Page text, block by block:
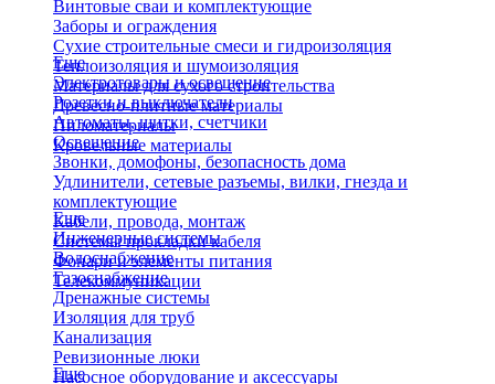
Винтовые сваи и комплектующие
Заборы и ограждения
Сухие строительные смеси и гидроизоляция
Теплоизоляция и шумоизоляция
Материалы для сухого строительства
Древесно-плитные материалы
Пиломатериалы
Кровельные материалы
Еще
Электротовары и освещение
Розетки и выключатели
Автоматы, щитки, счетчики
Освещение
Звонки, домофоны, безопасность дома
Удлинители, сетевые разъемы, вилки, гнезда и
комплектующие
Кабели, провода, монтаж
Системы прокладки кабеля
Фонари и элементы питания
Телекоммуникации
Еще
Инженерные системы
Водоснабжение
Газоснабжение
Дренажные системы
Изоляция для труб
Канализация
Ревизионные люки
Насосное оборудование и аксессуары
Еще